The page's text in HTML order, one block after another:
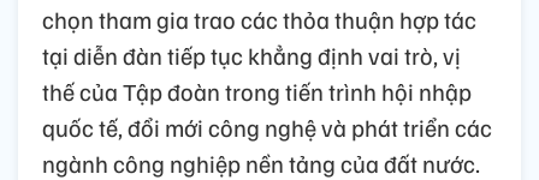
chọn tham gia trao các thỏa thuận hợp tác
tại diễn đàn tiếp tục khẳng định vai trò, vị
thế của Tập đoàn trong tiến trình hội nhập
quốc tế, đổi mới công nghệ và phát triển các
ngành công nghiệp nền tảng của đất nước.